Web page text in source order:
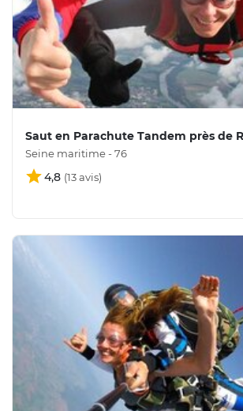
Saut en Parachute Tandem près de
Seine maritime - 76
4,8